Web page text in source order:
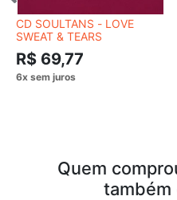
CD SOULTANS - LOVE
SWEAT & TEARS
R$ 69,77
Quem
também